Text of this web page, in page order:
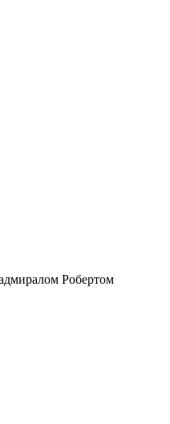
Робертом